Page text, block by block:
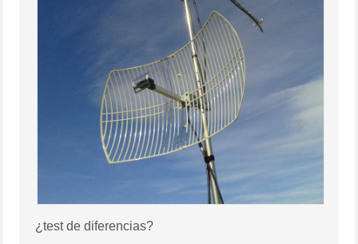
¿test de diferencias?